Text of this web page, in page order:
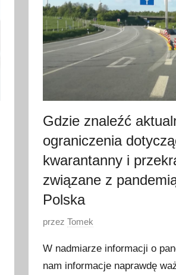
Gdzie znaleźć
ograniczenia
kwarantanny i
związane z
Polska
O
u
b
przezTomek
W nadmiarze informacji o
nam informacje naprawdę